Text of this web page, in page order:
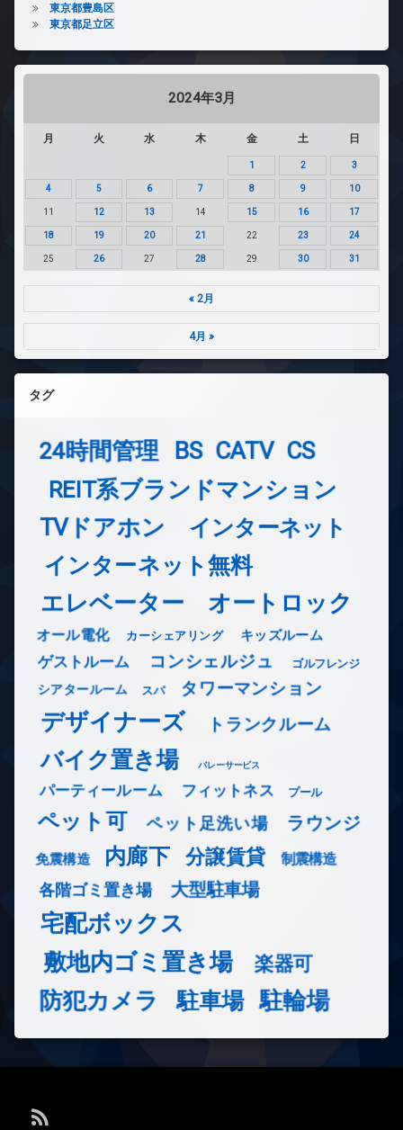
東京都豊島区
東京都足立区
2024年3月
月 火 水 木 金 土 日
1 2 3
4 5 6 7 8 9 10
11 12 13 14 15 16 17
18 19 20 21 22 23 24
25 26 27 28 29 30 31
« 2月
4月 »
タグ
24時間管理 BS CATV CS
REIT系ブランドマンション
TVドアホン
インターネット
インターネット無料
エレベーター オートロック
オール電化 カーシェアリング キッズルーム
ゲストルーム コンシェルジュ ゴルフレンジ
シアタールーム スパ タワーマンション
デザイナーズ トランクルーム
バイク置き場 バレーサービス
パーティールーム フィットネス プール
ペット可 ペット足洗い場 ラウンジ
免震構造 内廊下 分譲賃貸 制震構造
各階ゴミ置き場 大型駐車場
宅配ボックス
敷地内ゴミ置き場
楽器可
防犯カメラ 駐車場 駐輪場
RSS